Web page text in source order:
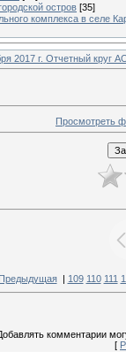
остров [35]
комплекса в селе
2017 г. Отчетный круг
Просмотреть
| 109 110 111
комментарии
[